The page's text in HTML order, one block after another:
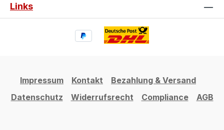
Links
Impressum Kontakt
Bezahlung & Versand
Datenschutz
Widerrufsrecht Compliance AGB